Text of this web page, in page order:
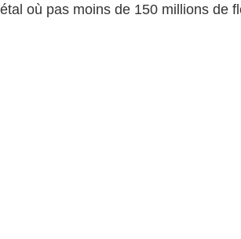
où pas moins de 150 millions de